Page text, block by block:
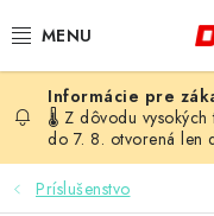
na
ŠÍPKY
TERČE
🌡️ Z dôvodu
do 7. 8. otvorená len
Príslušenstvo